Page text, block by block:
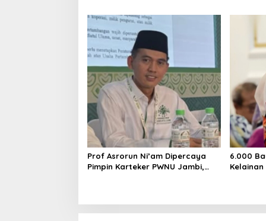
Layak
Prof Asrorun Ni’am Dipercaya
Pimpin Karteker PWNU Jambi,
6.000